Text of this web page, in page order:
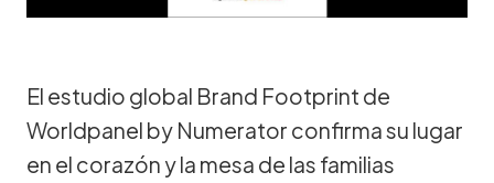
El estudio global Brand Footprint de
Worldpanel by Numerator confirma su lugar
en el corazón y la mesa de las familias